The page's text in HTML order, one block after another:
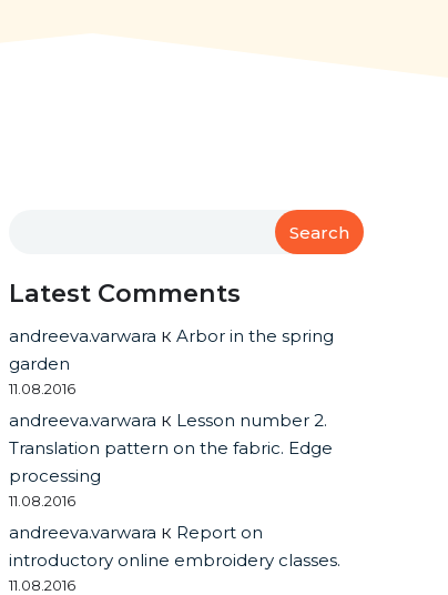
Search
Latest Comments
andreeva.varwara кArbor in the spring
garden
11.08.2016
andreeva.varwara к Lesson number 2.
Translation pattern on the fabric. Edge
processing
11.08.2016
andreeva.varwara к Report on
introductory online embroidery classes.
11.08.2016